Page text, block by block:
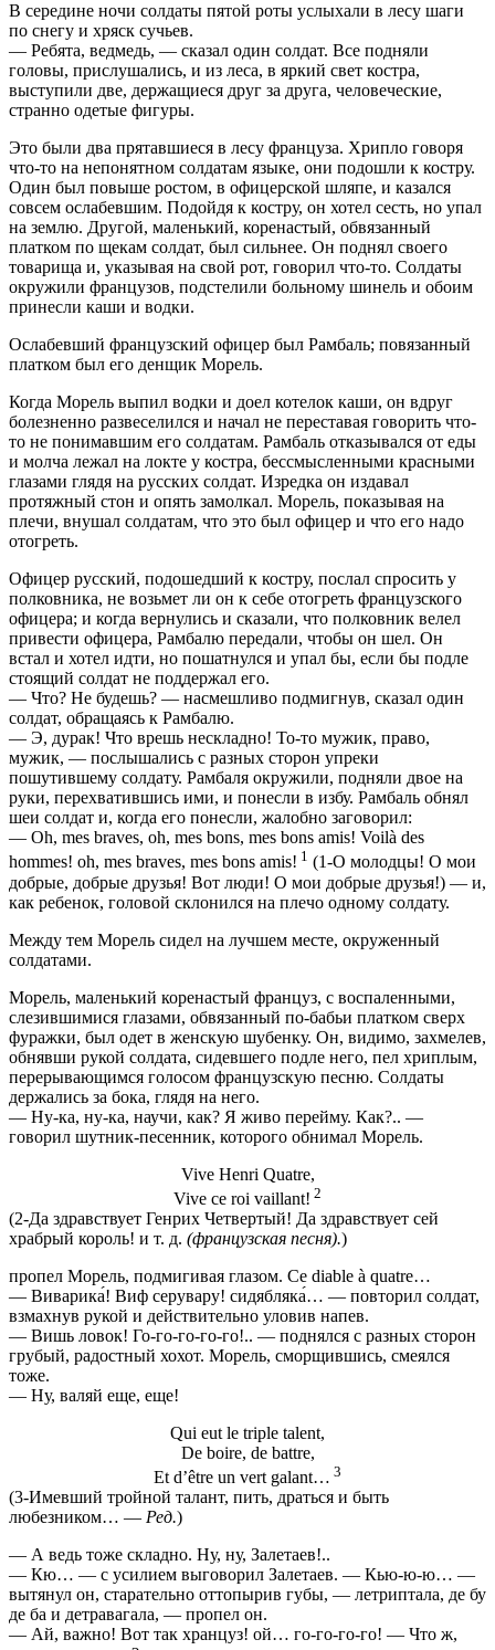
В середине ночи солдаты пятой роты услыхали в лесу шаги
по снегу и хряск сучьев.
— Ребята, ведмедь, — сказал один солдат. Все подняли
головы, прислушались, и из леса, в яркий свет костра,
выступили две, держащиеся друг за друга, человеческие,
странно одетые фигуры.
Это были два прятавшиеся в лесу француза. Хрипло говоря
что-то на непонятном солдатам языке, они подошли к костру.
Один был повыше ростом, в офицерской шляпе, и казался
совсем ослабевшим. Подойдя к костру, он хотел сесть, но упал
на землю. Другой, маленький, коренастый, обвязанный
платком по щекам солдат, был сильнее. Он поднял своего
товарища и, указывая на свой рот, говорил что-то. Солдаты
окружили французов, подстелили больному шинель и обоим
принесли каши и водки.
Ослабевший французский офицер был Рамбаль; повязанный
платком был его денщик Морель.
Когда Морель выпил водки и доел котелок каши, он вдруг
болезненно развеселился и начал не переставая говорить что-
то не понимавшим его солдатам. Рамбаль отказывался от еды
и молча лежал на локте у костра, бессмысленными красными
глазами глядя на русских солдат. Изредка он издавал
протяжный стон и опять замолкал. Морель, показывая на
плечи, внушал солдатам, что это был офицер и что его надо
отогреть.
Офицер русский, подошедший к костру, послал спросить у
полковника, не возьмет ли он к себе отогреть французского
офицера; и когда вернулись и сказали, что полковник велел
привести офицера, Рамбалю передали, чтобы он шел. Он
встал и хотел идти, но пошатнулся и упал бы, если бы подле
стоящий солдат не поддержал его.
— Что? Не будешь? — насмешливо подмигнув, сказал один
солдат, обращаясь к Рамбалю.
— Э, дурак! Что врешь нескладно! То-то мужик, право,
мужик, — послышались с разных сторон упреки
пошутившему солдату. Рамбаля окружили, подняли двое на
руки, перехватившись ими, и понесли в избу. Рамбаль обнял
шеи солдат и, когда его понесли, жалобно заговорил:
— Oh, mes braves, oh, mes bons, mes bons amis! Voilà des
hommes! oh, mes braves, mes bons amis! 1 (1-О молодцы! О мои
добрые, добрые друзья! Вот люди! О мои добрые друзья!) — и,
как ребенок, головой склонился на плечо одному солдату.
Между тем Морель сидел на лучшем месте, окруженный
солдатами.
Морель, маленький коренастый француз, с воспаленными,
слезившимися глазами, обвязанный по-бабьи платком сверх
фуражки, был одет в женскую шубенку. Он, видимо, захмелев,
обнявши рукой солдата, сидевшего подле него, пел хриплым,
перерывающимся голосом французскую песню. Солдаты
держались за бока, глядя на него.
— Ну-ка, ну-ка, научи, как? Я живо перейму. Как?.. —
говорил шутник-песенник, которого обнимал Морель.
Vive Henri Quatre,
Vive ce roi vaillant! 2
(2-Да здравствует Генрих Четвертый! Да здравствует сей
храбрый король! и т. д. (французская песня).)
пропел Морель, подмигивая глазом. Ce diable à quatre…
— Виварика́! Виф серувару! сидябляка́… — повторил солдат,
взмахнув рукой и действительно уловив напев.
— Вишь ловок! Го-го-го-го-го!.. — поднялся с разных сторон
грубый, радостный хохот. Морель, сморщившись, смеялся
тоже.
— Ну, валяй еще, еще!
Qui eut le triple talent,
De boire, de battre,
Et d’être un vert galant… 3
(3-Имевший тройной талант, пить, драться и быть
любезником… — Ред.)
— А ведь тоже складно. Ну, ну, Залетаев!..
— Кю… — с усилием выговорил Залетаев. — Кью-ю-ю… —
вытянул он, старательно оттопырив губы, — летриптала, де бу
де ба и детравагала, — пропел он.
— Ай, важно! Вот так хранцуз! ой… го-го-го-го! — Что ж,